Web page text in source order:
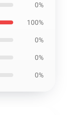
0%
100%
0%
0%
0%